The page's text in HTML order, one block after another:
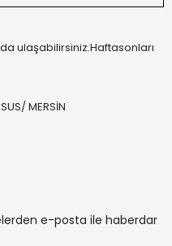
ulaşabilirsiniz.Haftasonları
MERSİN
e-posta ile haberdar